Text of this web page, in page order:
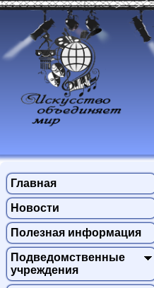
Главная
Новости
Полезная информация
Подведомственные
учреждения